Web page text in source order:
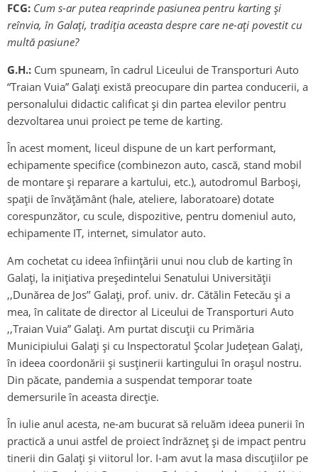
FCG: Cum s-ar putea reaprinde pasiunea pentru karting și
reînvia, în Galați, tradiția aceasta despre care ne-ați povestit cu
multă pasiune?
G.H.: Cum spuneam, în cadrul Liceului de Transporturi Auto
“Traian Vuia” Galaţi există preocupare din partea conducerii, a
personalului didactic calificat și din partea elevilor pentru
dezvoltarea unui proiect pe teme de karting.
În acest moment, liceul dispune de un kart performant,
echipamente specifice (combinezon auto, cască, stand mobil
de montare și reparare a kartului, etc.), autodromul Barboși,
spații de învățământ (hale, ateliere, laboratoare) dotate
corespunzător, cu scule, dispozitive, pentru domeniul auto,
echipamente IT, internet, simulator auto.
Am cochetat cu ideea înființării unui nou club de karting în
Galați, la inițiativa președintelui Senatului Universității
,,Dunărea de Jos’’ Galați, prof. univ. dr. Cătălin Fetecău și a
mea, în calitate de director al Liceului de Transporturi Auto
,,Traian Vuia” Galaţi. Am purtat discuții cu Primăria
Municipiului Galați și cu Inspectoratul Școlar Județean Galați,
în ideea coordonării și susținerii kartingului în orașul nostru.
Din păcate, pandemia a suspendat temporar toate
demersurile în aceasta direcție.
În iulie anul acesta, ne-am bucurat să reluăm ideea punerii în
practică a unui astfel de proiect îndrăzneț și de impact pentru
tinerii din Galați și viitorul lor. I-am avut la masa discuțiilor pe